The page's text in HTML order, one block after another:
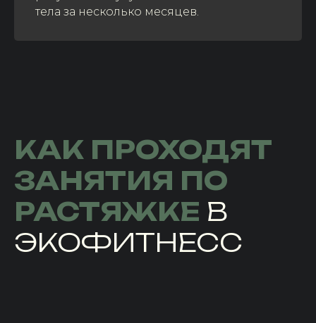
тела за несколько месяцев.
КАК ПРОХОДЯТ
ЗАНЯТИЯ ПО
РАСТЯЖКЕ В
ЭКОФИТНЕСС